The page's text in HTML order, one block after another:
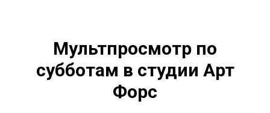
Мультпросмотр по
субботам в студии Арт
Форс